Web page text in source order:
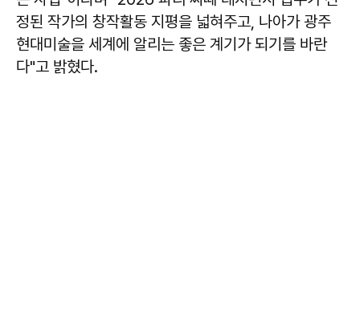
정된 작가의 창작활동 지평을 넓혀주고, 나아가 광주
현대미술을 세계에 알리는 좋은 계기가 되기를 바란
다"고 밝혔다.